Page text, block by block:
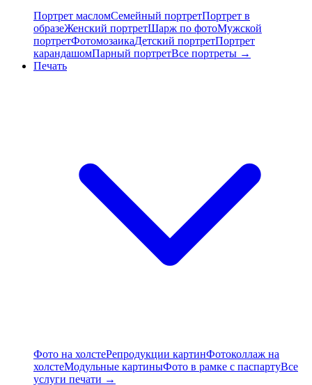
Портрет масломСемейный портретПортрет в
образеЖенский портретШарж по фотоМужской
портретФотомозаикаДетский портретПортрет
карандашомПарный портретВсе портреты →
Печать
Фото на холстеРепродукции картинФотоколлаж на
холстеМодульные картиныФото в рамке с паспартуВсе
услуги печати →